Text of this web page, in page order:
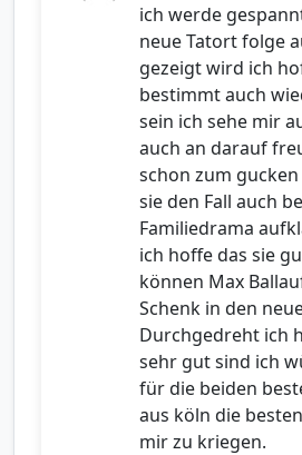
ich werde
neue Tatort folge
gezeigt wird ich
bestimmt auch
sein ich sehe mir
auch an darauf
schon zum
sie den Fall auch
Familiedrama
ich hoffe das sie
können Max
Schenk in den
Durchgedreht ich
sehr gut sind ich
für die beiden
aus köln die
mir zu kriegen.